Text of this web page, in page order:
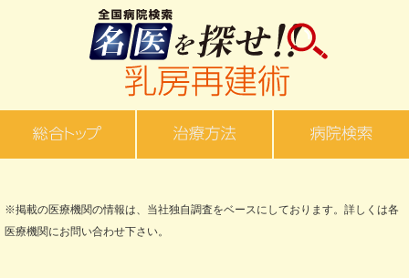
※掲載の医療機関の情報は、当社独自調査をベースにしております。詳しくは各
医療機関にお問い合わせ下さい。